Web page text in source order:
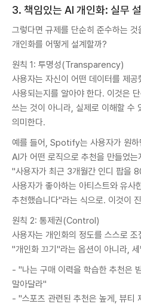
3. 책임있는 AI 개인화: 실무
그렇다면 규제를 단순히 준수하는
개인화를 어떻게 설계할까?
원칙 1: 투명성(Transparency)
사용자는 자신이 어떤 데이터를 제공
사용되는지를 알아야 한다. 이것은
쓰는 것이 아니라, 실제로 이해할 수
의미한다.
예를 들어, Spotify는 사용자가 원하
AI가 어떤 로직으로 추천을 만들었
"사용자가 최근 3개월간 인디 팝을
사용자가 좋아하는 아티스트와 유사
추천했습니다"라는 식으로. 이것이
원칙 2: 통제권(Control)
사용자는 개인화의 정도를 스스로 조
"개인화 끄기"라는 옵션이 아니라,
- "나는 구매 이력을 학습한 추천은
말아달라"
- "스포츠 관련된 추천은 높게, 뷰티